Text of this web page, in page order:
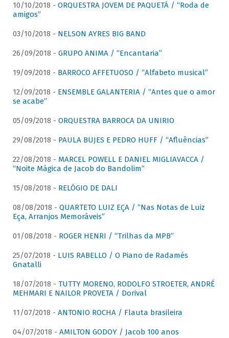
10/10/2018 - ORQUESTRA JOVEM DE PAQUETÁ / “Roda de
amigos”
03/10/2018 - NELSON AYRES BIG BAND
26/09/2018 - GRUPO ANIMA / “Encantaria”
19/09/2018 - BARROCO AFFETUOSO / “Alfabeto musical”
12/09/2018 - ENSEMBLE GALANTERIA / “Antes que o amor
se acabe”
05/09/2018 - ORQUESTRA BARROCA DA UNIRIO
29/08/2018 - PAULA BUJES E PEDRO HUFF / “Afluências”
22/08/2018 - MARCEL POWELL E DANIEL MIGLIAVACCA /
“Noite Mágica de Jacob do Bandolim”
15/08/2018 - RELÓGIO DE DALI
08/08/2018 - QUARTETO LUIZ EÇA / “Nas Notas de Luiz
Eça, Arranjos Memoráveis”
01/08/2018 - ROGER HENRI / “Trilhas da MPB”
25/07/2018 - LUIS RABELLO / O Piano de Radamés
Gnatalli
18/07/2018 - TUTTY MORENO, RODOLFO STROETER, ANDRÉ
MEHMARI E NAILOR PROVETA / Dorival
11/07/2018 - ANTONIO ROCHA / Flauta brasileira
04/07/2018 - AMILTON GODOY / Jacob 100 anos